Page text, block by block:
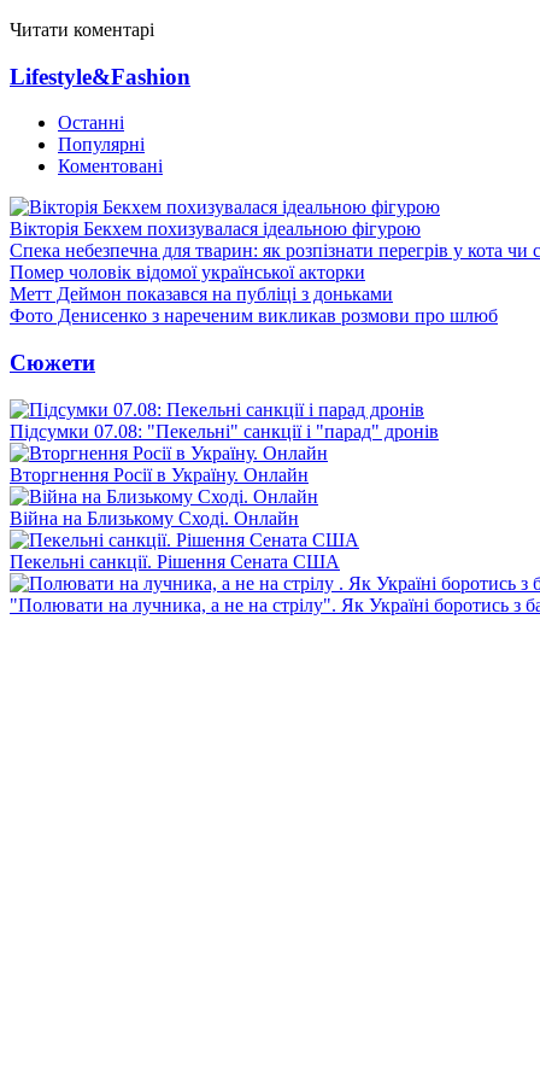
Читати коментарі
Lifestyle&Fashion
Останні
Популярні
Коментовані
Вікторія Бекхем похизувалася ідеальною фігурою
Спека небезпечна для тварин: як розпізнати перегрів у кота чи
Помер чоловік відомої української акторки
Метт Деймон показався на публіці з доньками
Фото Денисенко з нареченим викликав розмови про шлюб
Сюжети
Підсумки 07.08: "Пекельні" санкції і "парад" дронів
Вторгнення Росії в Україну. Онлайн
Війна на Близькому Сході. Онлайн
Пекельні санкції. Рішення Сената США
"Полювати на лучника, а не на стрілу". Як Україні боротись з